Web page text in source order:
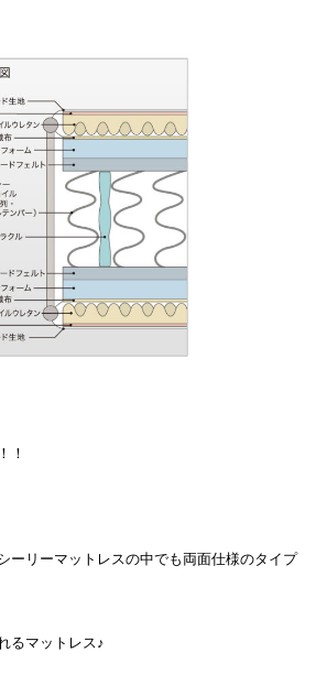
！
ーリーマットレスの中でも両面仕様のタイプ
るマットレス♪